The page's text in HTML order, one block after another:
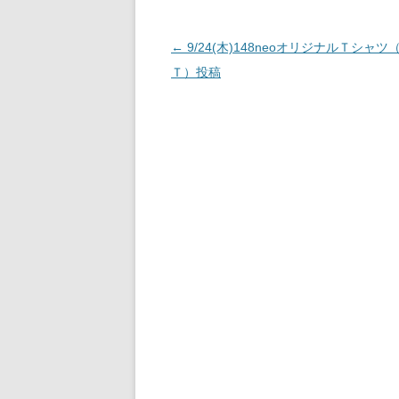
投
稿
← 9/24(木)148neoオリジナルＴシャツ
Ｔ）投稿